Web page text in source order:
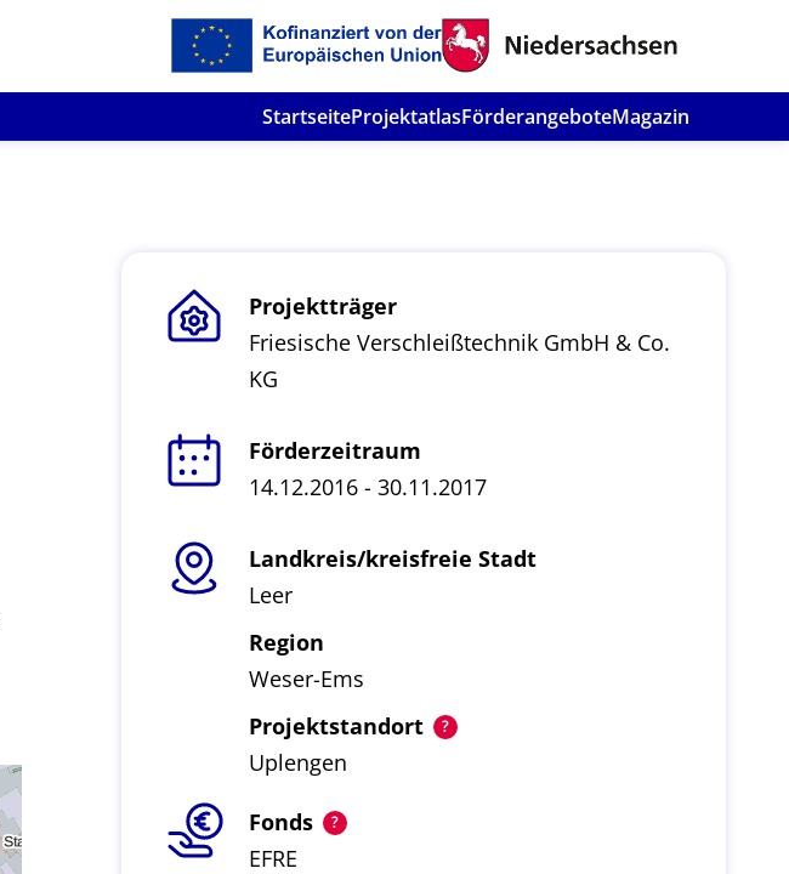
StartseiteProjektatlasFörderangeboteMagazin
Projektträger
Friesische Verschleißtechnik GmbH & Co.
KG
Förderzeitraum
14.12.2016 - 30.11.2017
Landkreis/kreisfreie Stadt
Leer
Region
Weser-Ems
Projektstandort
Uplengen
Fonds
EFRE